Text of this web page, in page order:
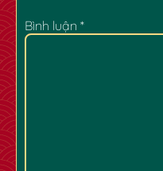
Bình luận *